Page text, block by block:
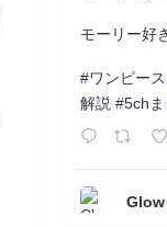
モーリー好
#ワンピース
解説 #5ch